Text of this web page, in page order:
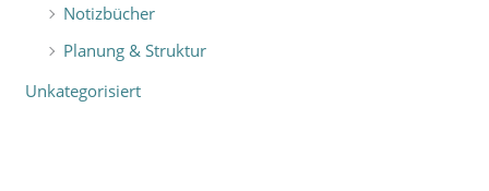
Notizbücher
Planung & Struktur
Unkategorisiert